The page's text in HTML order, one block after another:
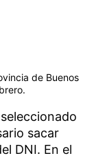
de Buenos
sacar
DNI. En el